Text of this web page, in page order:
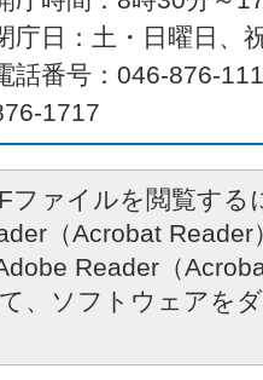
庁日：土・日曜日、
話番号：046-876-
1717
ファイルを閲覧する
（Acrobat
Reader（
、ソフトウェアを